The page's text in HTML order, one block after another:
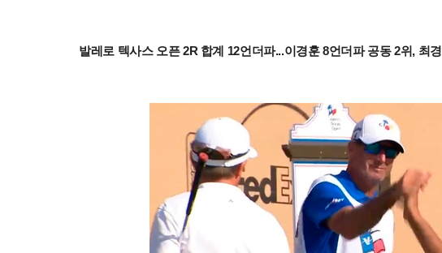
발레로 텍사스 오픈 2R 합계 12언더파...이경훈 8언더파 공동 2위, 최